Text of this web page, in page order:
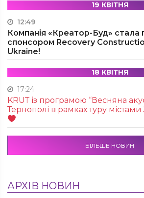
19 КВІТНЯ
12:49
Компанія «Креатор-Буд» стала
спонсором Recovery
Ukraine!
18 КВІТНЯ
17:24
KRUТ із програмою “Весняна
Тернополі в рамках туру містами
БІЛЬШЕ НОВИН
АРХІВ НОВИН